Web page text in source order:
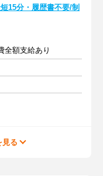
15分・履歴書不要/制
全額支給あり
見る